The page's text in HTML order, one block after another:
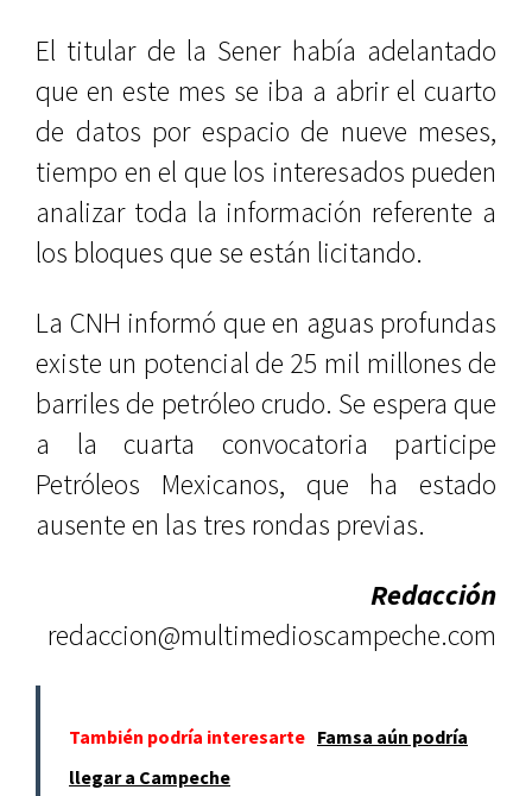
El titular de la Sener había adelantado
que en este mes se iba a abrir el cuarto
de datos por espacio de nueve meses,
tiempo en el que los interesados pueden
analizar toda la información referente a
los bloques que se están licitando.
La CNH informó que en aguas profundas
existe un potencial de 25 mil millones de
barriles de petróleo crudo. Se espera que
a la cuarta convocatoria participe
Petróleos Mexicanos, que ha estado
ausente en las tres rondas previas.
Redacción
redaccion@multimedioscampeche.com
También podría interesarte Famsa aún podría
llegar a Campeche